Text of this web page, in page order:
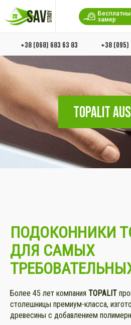
замер
+38 (068) 683 63 83 +38 (095)
TOPALIT
ПОДОКОННИКИ
ДЛЯ САМЫХ
Более 45 лет компания TOPALIT
столешницы премиум-класса,
древесины с добавлением